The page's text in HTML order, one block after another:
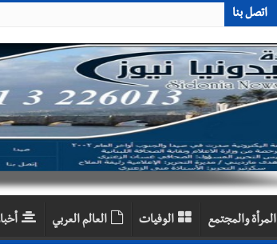
اتصل بنا
المرأة والمجتمع الوفيات العالم العربي